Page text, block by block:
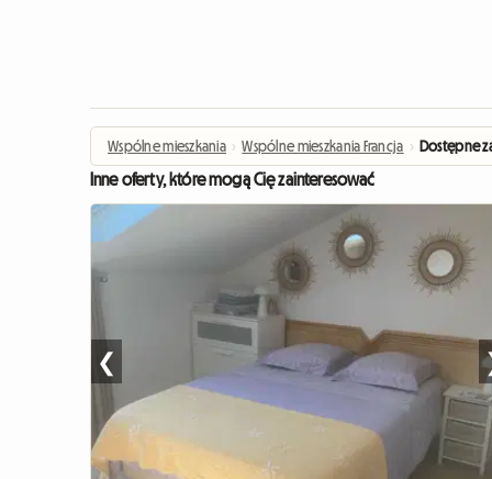
Wspólne mieszkania › Wspólne mieszkania Francja › Dostępne
Inne oferty, które mogą Cię zainteresować
❮